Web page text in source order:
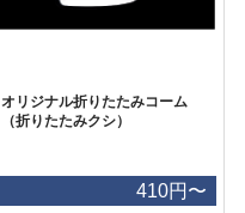
オリジナル折りたたみコーム
（折りたたみクシ）
410円〜